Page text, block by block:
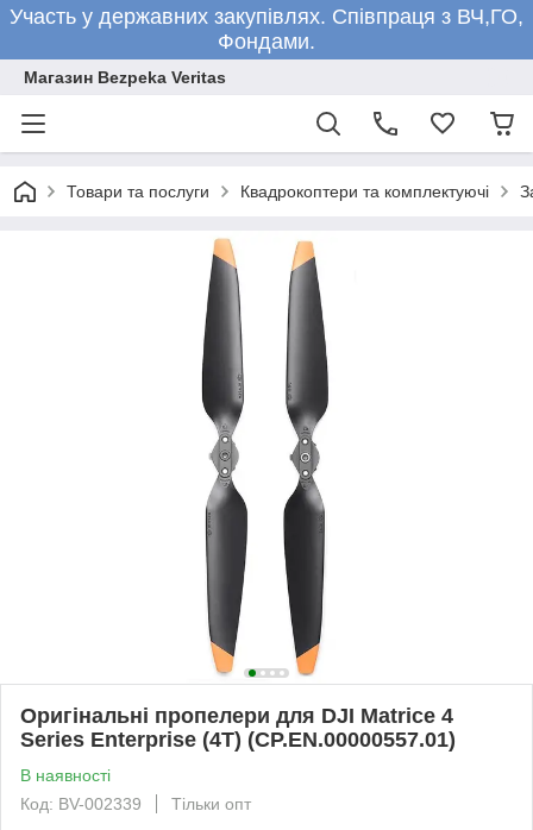
Участь у державних закупівлях. Співпраця з ВЧ,ГО,
Фондами.
Магазин Bezpeka Veritas
Товари та послуги Квадрокоптери та комплектуючі
Оригінальні пропелери для DJI Matrice 4
Series Enterprise (4T) (CP.EN.00000557.01)
В наявності
Код: BV-002339
Тільки опт